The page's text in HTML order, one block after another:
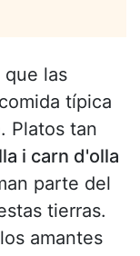
que las
típica
Platos tan
i carn d'olla
parte del
tierras.
amantes